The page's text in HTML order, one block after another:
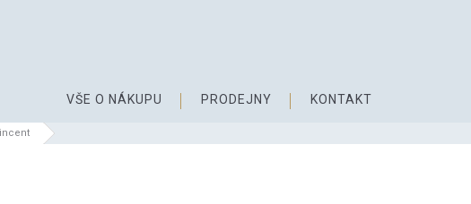
VŠE O NÁKUPU PRODEJNY KONTAKT